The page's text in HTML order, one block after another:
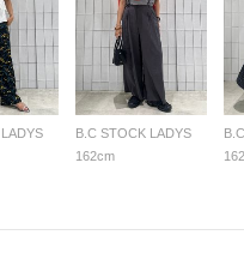
B.C STOCK LADYS
162cm